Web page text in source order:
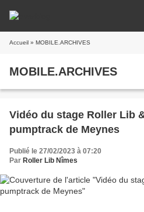
Accueil » MOBILE.ARCHIVES
MOBILE.ARCHIVES
Vidéo du stage Roller Lib
pumptrack de Meynes
Publié le 27/02/2023 à 07:20
Par Roller Lib Nîmes